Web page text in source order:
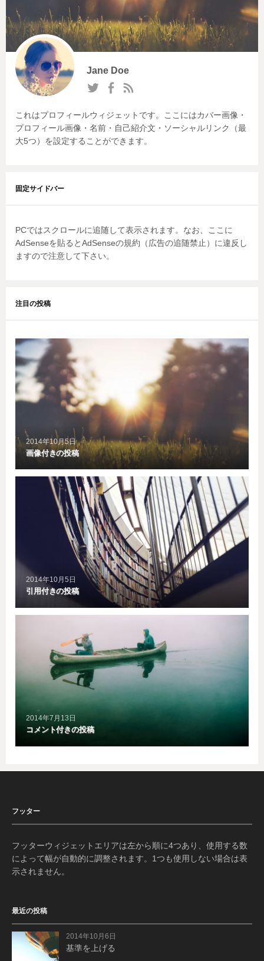
Jane Doe
これはプロフィールウィジェットです。ここにはカバー画像・
プロフィール画像・名前・自己紹介文・ソーシャルリンク（最
大5つ）を設定することができます。
固定サイドバー
PCではスクロールに追随して表示されます。なお、ここに
AdSenseを貼るとAdSenseの規約（広告の追随禁止）に違反し
ますので注意して下さい。
注目の投稿
2014年10月5日
画像付きの投稿
2014年10月5日
引用付きの投稿
2014年7月13日
コメント付きの投稿
フッター
フッターウィジェットエリアは左から順に4つあり、使用する数
によって幅が自動的に調整されます。1つも使用しない場合は表
示されません。
最近の投稿
2014年10月6日
基準を上げる